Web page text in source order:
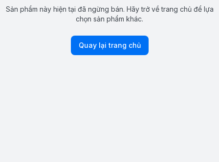
Sản phẩm này hiện tại đã ngừng bán. Hãy trở về trang chủ để lựa
chọn sản phẩm khác.
Quay lại trang chủ